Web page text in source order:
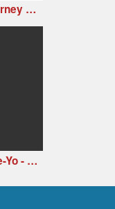
Celtic Woman, New Journey Live at Slane Castle, Ireland (2006)
Céline Dion duet with Ne-Yo - Incredible